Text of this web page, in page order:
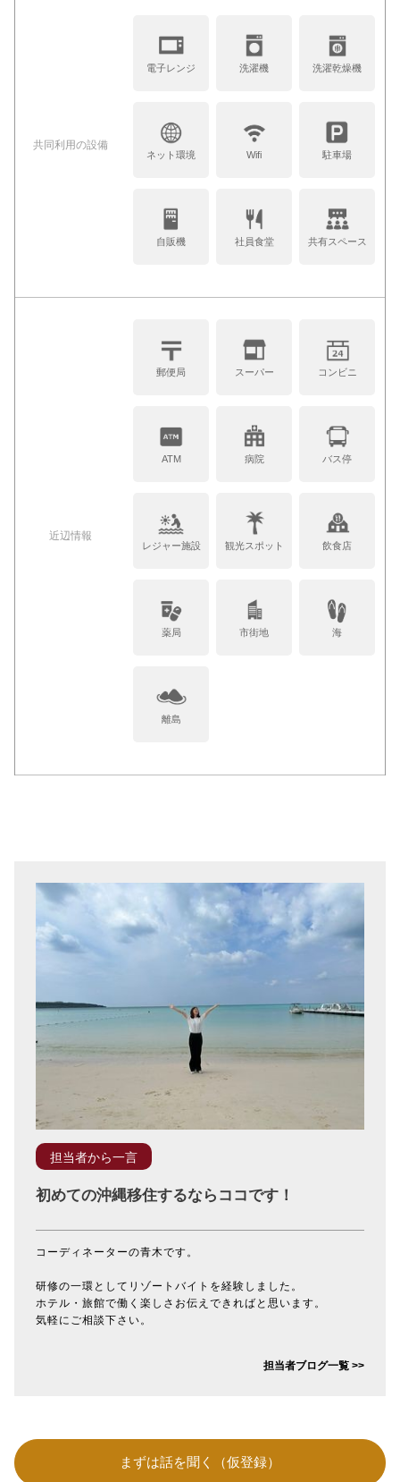
共同利⽤の設備
電子レンジ 洗濯機 洗濯乾燥機
ネット環境 Wifi 駐車場
自販機 社員食堂 共有スペース
近辺情報
郵便局 スーパー コンビニ
ATM 病院 バス停
レジャー施設 観光スポット 飲食店
薬局 市街地 海
離島
担当者から一言
初めての沖縄移住するならココです！
コーディネーターの青木です。
研修の一環としてリゾートバイトを経験しました。
ホテル・旅館で働く楽しさお伝えできればと思います。
気軽にご相談下さい。
担当者ブログ一覧 >>
まずは話を聞く（仮登録）